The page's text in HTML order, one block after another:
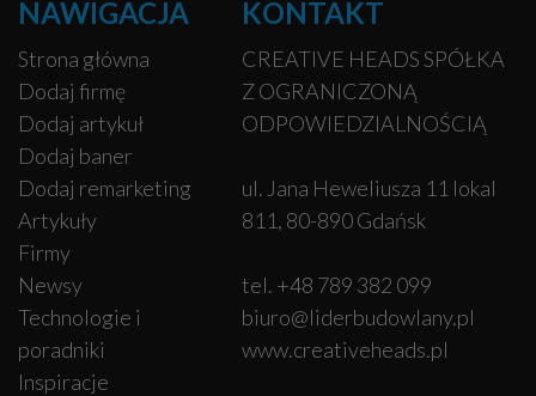
NAWIGACJA
Strona główna
Dodaj firmę
Dodaj artykuł
Dodaj baner
Dodaj remarketing
Artykuły
Firmy
Newsy
Technologie i
poradniki
Inspiracje
KONTAKT
CREATIVE HEADS SPÓŁKA
Z OGRANICZONĄ
ODPOWIEDZIALNOŚCIĄ
ul. Jana Heweliusza 11 lokal
811, 80-890 Gdańsk
tel. +48 789 382 099
biuro@liderbudowlany.pl
www.creativeheads.pl